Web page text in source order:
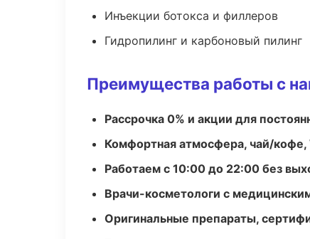
Инъекции ботокса и филлеров
Гидропилинг и карбоновый пилинг
Преимущества работы с
Рассрочка 0% и акции для
Комфортная атмосфера, чай/кофе,
Работаем с 10:00 до 22:00 без
Врачи-косметологи с
Оригинальные препараты,